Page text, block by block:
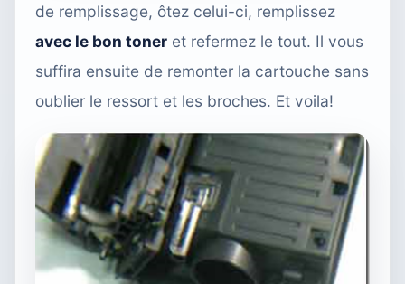
de remplissage, ôtez celui-ci, remplissez
avec le bon toner et refermez le tout. Il vous
suffira ensuite de remonter la cartouche sans
oublier le ressort et les broches. Et voila!